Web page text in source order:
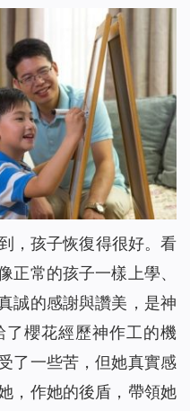
，孩子恢復得很好。看
正常的孩子一樣上學、
誠的感謝與讚美，是神
櫻花經歷神作工的機
了一些苦，但她真實感
，作她的後盾，帶領她